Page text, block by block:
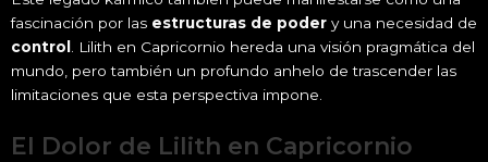
fascinación por las estructuras de poder y una necesidad de
control . Lilith en Capricornio hereda una visión pragmática del
mundo, pero también un profundo anhelo de trascender las
limitaciones que esta perspectiva impone.
El Dolor de Lilith en Capricornio